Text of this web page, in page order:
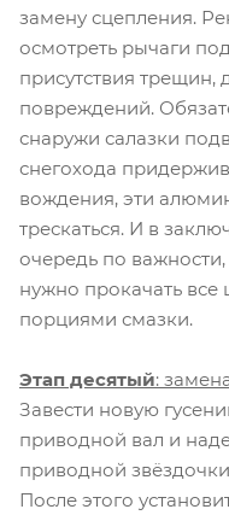
замену сцепления.
осмотреть рычаги
присутствия
повреждений.
снаружи салазки
снегохода
вождения, эти
трескаться. И в
очередь по
нужно прокачать
порциями смазки.
Этап десятый:
Завести новую
приводной вал и
приводной
После этого